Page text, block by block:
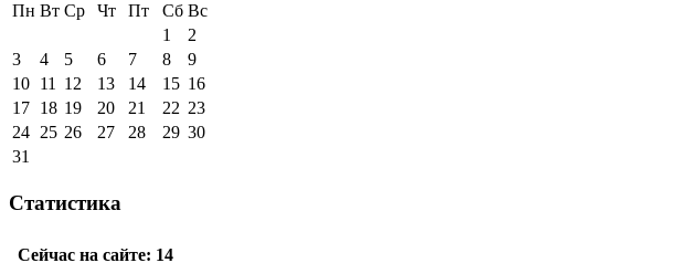
Пн Вт Ср Чт Пт Сб Вс
1
2
3
4 5 6 7 8
9
10 11 12 13 14 15 16
17 18 19 20 21 22 23
24 25 26 27 28 29 30
31
Статистика